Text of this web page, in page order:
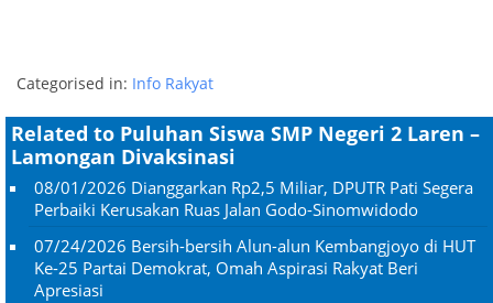
Categorised in: Info Rakyat
Related to Puluhan Siswa SMP Negeri 2 Laren –
Lamongan Divaksinasi
08/01/2026 Dianggarkan Rp2,5 Miliar, DPUTR Pati Segera
Perbaiki Kerusakan Ruas Jalan Godo-Sinomwidodo
07/24/2026 Bersih-bersih Alun-alun Kembangjoyo di HUT
Ke-25 Partai Demokrat, Omah Aspirasi Rakyat Beri
Apresiasi